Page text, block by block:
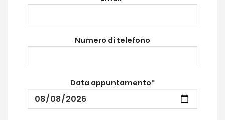
Numero di telefono
Data appuntamento*